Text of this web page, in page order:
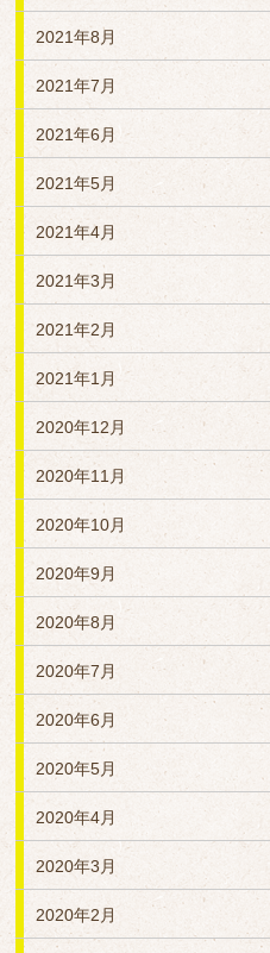
2021年8月
2021年7月
2021年6月
2021年5月
2021年4月
2021年3月
2021年2月
2021年1月
2020年12月
2020年11月
2020年10月
2020年9月
2020年8月
2020年7月
2020年6月
2020年5月
2020年4月
2020年3月
2020年2月